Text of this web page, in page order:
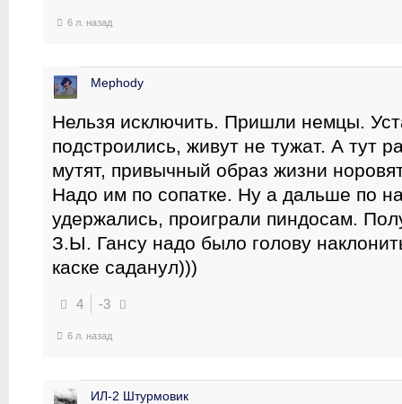
6 л. назад
Mephody
Нельзя исключить. Пришли немцы.
подстроились, живут не тужат. А тут
мутят, привычный образ жизни
Надо им по сопатке. Ну а дальше по
удержались, проиграли пиндосам.
З.Ы. Гансу надо было голову
каске саданул)))
4 -3
6 л. назад
ИЛ-2 Штурмовик